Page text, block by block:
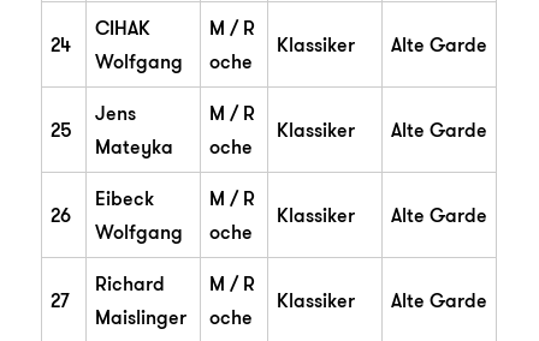
24
CIHAK
Wolfgang
M / R
oche
Klassiker Alte Garde
25
Jens
Mateyka
M / R
oche
Klassiker Alte Garde
26
Eibeck
Wolfgang
M / R
oche
Klassiker Alte Garde
27
Richard
Maislinger
M / R
oche
Klassiker Alte Garde